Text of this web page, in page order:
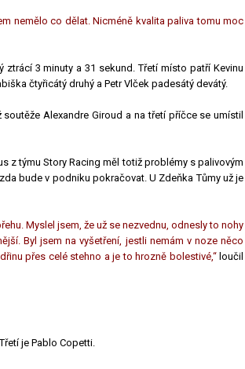
nemělo co dělat. Nicméně kvalita paliva tomu moc
ztrácí 3 minuty a 31 sekund. Třetí místo patří Kevinu
čtyřicátý druhý a Petr Vlček padesátý devátý.
Alexandre Giroud a na třetí příčce se umístil
z týmu Story Racing měl totiž problémy s palivovým
bude v podniku pokračovat. U Zdeňka Tůmy už je
Myslel jsem, že už se nezvednu, odnesly to nohy
Byl jsem na vyšetření, jestli nemám v noze něco
přes celé stehno a je to hrozně bolestivé,“loučil
je Pablo Copetti.